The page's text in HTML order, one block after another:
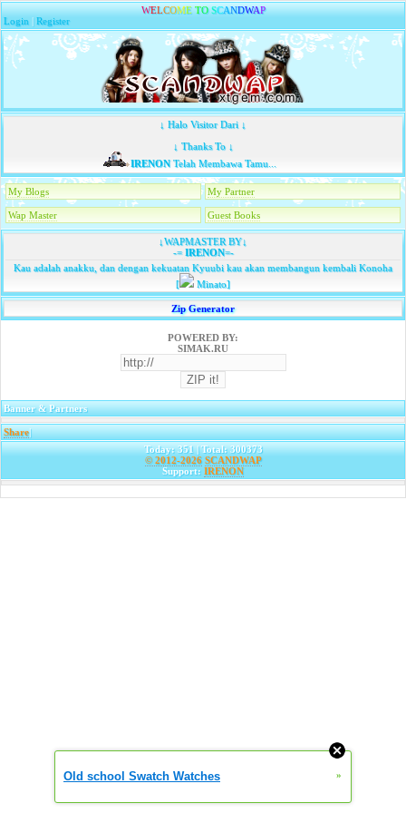
WELCOME TO SCANDWAP
Login |Register
↓ Halo Visitor Dari ↓
↓ Thanks To ↓
IRENONTelah Membawa Tamu...
My Blogs My Partner
Wap Master Guest Books
↓WAPMASTER BY↓
-=IRENON=-
Kau adalah anakku, dan dengan kekuatan Kyuubi kau akan membangun kembali Konoha
[
Minato]
Zip Generator
POWERED BY:
SIMAK.RU
Banner & Partners
Share|
Today: 351 | Total: 300373
© 2012-2026 SCANDWAP
Support: IRENON
Old school Swatch Watches »